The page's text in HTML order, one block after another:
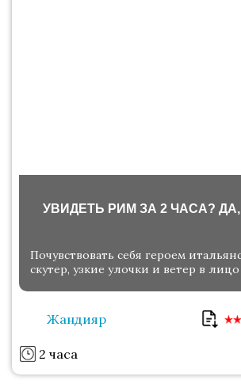
УВИДЕТЬ РИМ ЗА 2 ЧАСА? ДА,
Почувствовать себя героем
скутер, узкие улочки и ветер в лицо
Жандияр
2 часа